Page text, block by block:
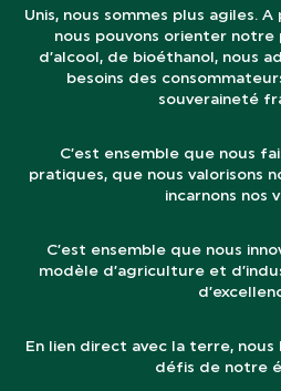
Unis, nous sommes plus agiles.
nous pouvons orienter
d’alcool, de bioéthanol, nous
besoins des
souveraineté
C’est ensemble que nous
pratiques, que nous valorisons
incarnons nos
C’est ensemble que nous
modèle d’agriculture et
En lien direct avec la terre, nous
défis de notre